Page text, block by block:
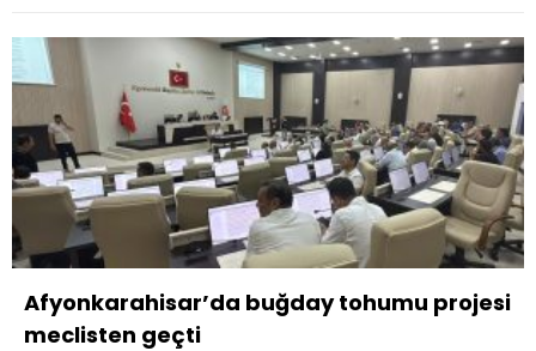
Afyonkarahisar’da buğday tohumu projesi
meclisten geçti